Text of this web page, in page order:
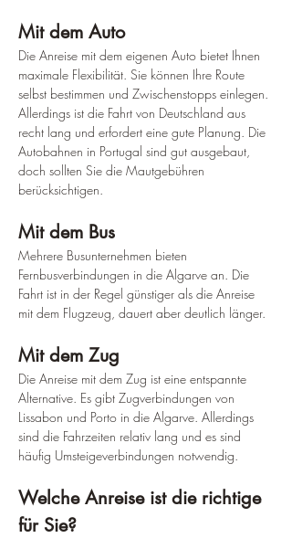
Mit dem Auto
Die Anreise mit dem eigenen Auto bietet Ihnen
maximale Flexibilität. Sie können Ihre Route
selbst bestimmen und Zwischenstopps einlegen.
Allerdings ist die Fahrt von Deutschland aus
recht lang und erfordert eine gute Planung. Die
Autobahnen in Portugal sind gut ausgebaut,
doch sollten Sie die Mautgebühren
berücksichtigen.
Mit dem Bus
Mehrere Busunternehmen bieten
Fernbusverbindungen in die Algarve an. Die
Fahrt ist in der Regel günstiger als die Anreise
mit dem Flugzeug, dauert aber deutlich länger.
Mit dem Zug
Die Anreise mit dem Zug ist eine entspannte
Alternative. Es gibt Zugverbindungen von
Lissabon und Porto in die Algarve. Allerdings
sind die Fahrzeiten relativ lang und es sind
häufig Umsteigeverbindungen notwendig.
Welche Anreise ist die richtige
für Sie?